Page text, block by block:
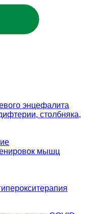
энцефалита
столбняка,
мышц